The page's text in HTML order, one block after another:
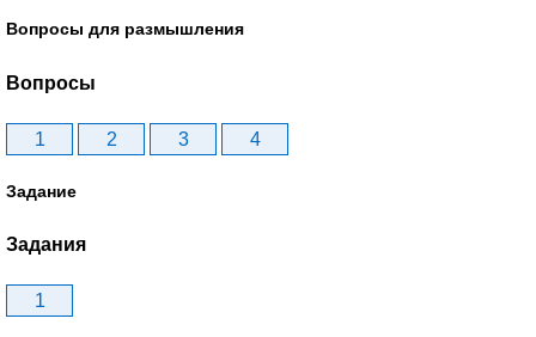
Вопросы для размышления
Вопросы
1 2 3 4
Задание
Задания
1